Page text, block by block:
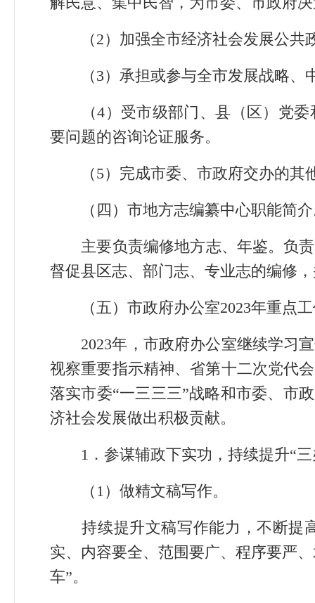
（2）加强全市经济社会发展公共
（3）承担或参与全市发展战略、
（4）受市级部门、县（区）党委
要问题的咨询论证服务。
（5）完成市委、市政府交办的其
（四）市地方志编纂中心职能简
主要负责编修地方志、年鉴。负
督促县区志、部门志、专业志的编修
（五）市政府办公室2023年重点
2023年，市政府办公室继续学习
视察重要指示精神、省第十二次党代
落实市委“一三三三”战略和市委、市
济社会发展做出积极贡献。
1．参谋辅政下实功，持续提升“
（1）做精文稿写作。
持续提升文稿写作能力，不断提高
实、内容要全、范围要广、程序要严
车”。